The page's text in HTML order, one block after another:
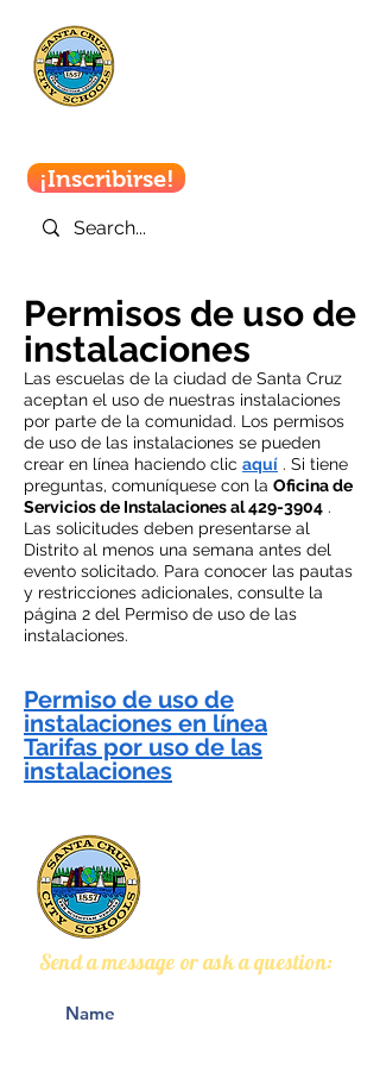
¡Inscribirse!
Permisos de uso de
instalaciones
Las escuelas de la ciudad de Santa Cruz
aceptan el uso de nuestras instalaciones
por parte de la comunidad. Los permisos
de uso de las instalaciones se pueden
crear en línea haciendo clic aquí . Si tiene
preguntas, comuníquese con la Oficina de
Servicios de Instalaciones al 429-3904 .
Las solicitudes deben presentarse al
Distrito al menos una semana antes del
evento solicitado. Para conocer las pautas
y restricciones adicionales, consulte la
página 2 del Permiso de uso de las
instalaciones.
Permiso de uso de
instalaciones en línea
Tarifas por uso de las
instalaciones
Send a message or ask a question: